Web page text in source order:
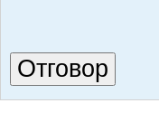
Отговор